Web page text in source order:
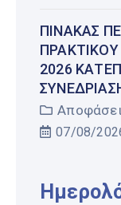
ΠΊΝΑΚΑΣ
2026
07/08/